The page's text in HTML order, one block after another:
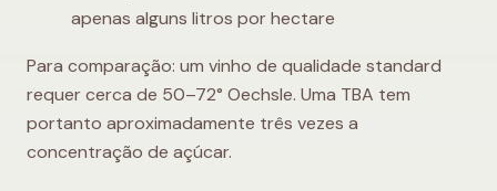
apenas alguns litros por hectare
Para comparação: um vinho de qualidade standard
requer cerca de 50–72° Oechsle. Uma TBA tem
portanto aproximadamente três vezes a
concentração de açúcar.